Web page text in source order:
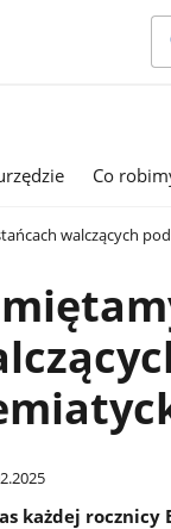
Co
walczących
każdej